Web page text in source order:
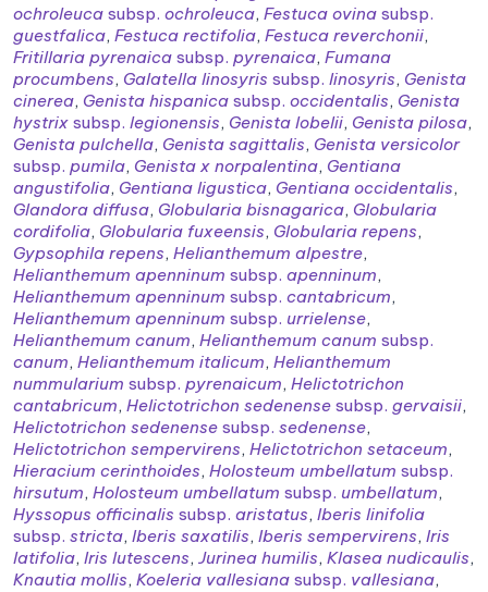
ochroleuca subsp. ochroleuca, Festuca ovina subsp.
guestfalica, Festuca rectifolia, Festuca reverchonii,
Fritillaria pyrenaica subsp. pyrenaica, Fumana
procumbens, Galatella linosyris subsp. linosyris, Genista
cinerea, Genista hispanica subsp. occidentalis, Genista
hystrix subsp. legionensis, Genista lobelii, Genista pilosa,
Genista pulchella, Genista sagittalis, Genista versicolor
subsp. pumila, Genista x norpalentina, Gentiana
angustifolia, Gentiana ligustica, Gentiana occidentalis,
Glandora diffusa, Globularia bisnagarica, Globularia
cordifolia, Globularia fuxeensis, Globularia repens,
Gypsophila repens, Helianthemum alpestre,
Helianthemum apenninum subsp. apenninum,
Helianthemum apenninum subsp. cantabricum,
Helianthemum apenninum subsp. urrielense,
Helianthemum canum, Helianthemum canum subsp.
canum, Helianthemum italicum, Helianthemum
nummularium subsp. pyrenaicum, Helictotrichon
cantabricum, Helictotrichon sedenense subsp. gervaisii,
Helictotrichon sedenense subsp. sedenense,
Helictotrichon sempervirens, Helictotrichon setaceum,
Hieracium cerinthoides, Holosteum umbellatum subsp.
hirsutum, Holosteum umbellatum subsp. umbellatum,
Hyssopus officinalis subsp. aristatus, Iberis linifolia
subsp. stricta, Iberis saxatilis, Iberis sempervirens, Iris
latifolia, Iris lutescens, Jurinea humilis, Klasea nudicaulis,
Knautia mollis, Koeleria vallesiana subsp. vallesiana,